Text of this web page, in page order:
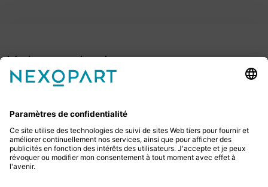
Votre contact avec nous.
Avez-vous des questions ? Alors sil vous plaît
+49 2522 59084 0
sales@nexopart.com